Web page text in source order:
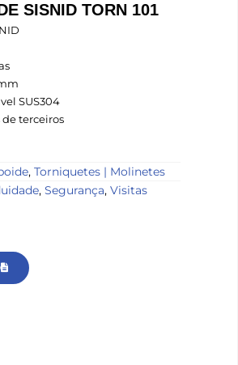
SISNID TORN 101
SUS304
terceiros
, Torniquetes | Molinetes
, Segurança, Visitas